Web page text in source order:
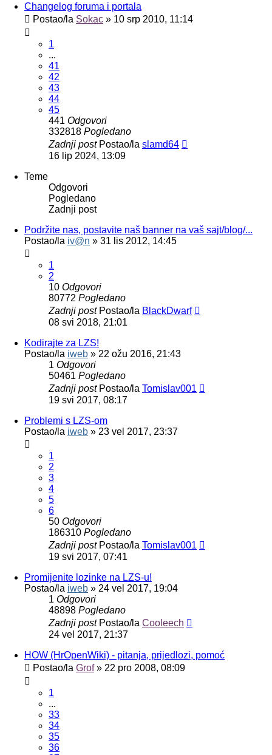
Changelog foruma i portala
Postao/la Sokac » 10 srp 2010, 11:14
1
...
41
42
43
44
45
441 Odgovori
332818 Pogledano
Zadnji post Postao/la slamd64
16 lip 2024, 13:09
Teme
Odgovori
Pogledano
Zadnji post
Podržite nas, postavite naš banner na vaš sajt/blog/...
Postao/la iv@n » 31 lis 2012, 14:45
1
2
10 Odgovori
80772 Pogledano
Zadnji post Postao/la BlackDwarf
08 svi 2018, 21:01
Kodirajte za LZS!
Postao/la iweb » 22 ožu 2016, 21:43
1 Odgovori
50461 Pogledano
Zadnji post Postao/la Tomislav001
19 svi 2017, 08:17
Problemi s LZS-om
Postao/la iweb » 23 vel 2017, 23:37
1
2
3
4
5
6
50 Odgovori
186310 Pogledano
Zadnji post Postao/la Tomislav001
19 svi 2017, 07:41
Promijenite lozinke na LZS-u!
Postao/la iweb » 24 vel 2017, 19:04
1 Odgovori
48898 Pogledano
Zadnji post Postao/la Cooleech
24 vel 2017, 21:37
HOW (HrOpenWiki) - pitanja, prijedlozi, pomoć
Postao/la Grof» 22 pro 2008, 08:09
1
...
33
34
35
36